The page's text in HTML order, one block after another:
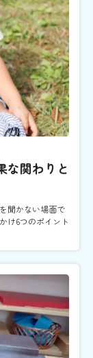
な関わりと
聞かない場面で
け6つのポイント